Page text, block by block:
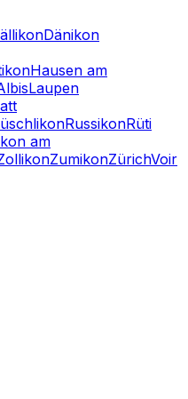
Dänikon
Hausen am
Laupen
RussikonRüti
am
ZumikonZürichVoir